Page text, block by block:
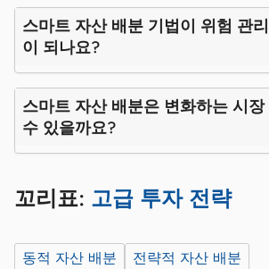
스마트 자산 배분 기법이 위험 관
이 되나요?
스마트 자산 배분은 변화하는 시
수 있을까요?
꼬리표: 고급 투자 전략
동적 자산 배분
전략적 자산 배분